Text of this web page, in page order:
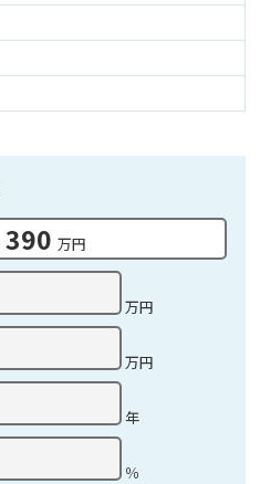
390 万円
万円
万円
年
％